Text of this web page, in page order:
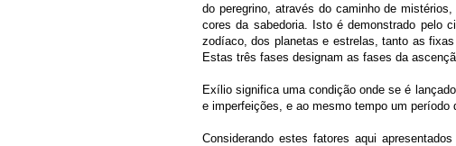
do peregrino, através do caminho de
cores da sabedoria. Isto é demonstrado pelo
zodíaco, dos planetas e estrelas, tanto as
Estas três fases designam as fases da
Exílio significa uma condição onde se é
e imperfeições, e ao mesmo tempo um
Considerando estes fatores aqui